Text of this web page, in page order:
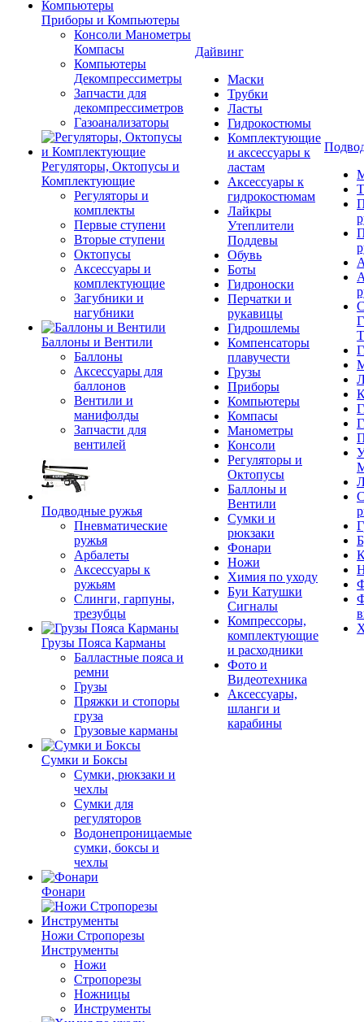
Приборы и Компьютеры
Консоли Манометры
Компасы
Компьютеры
Декомпрессиметры
Запчасти для
декомпрессиметров
Газоанализаторы
Регуляторы, Октопусы и
Комплектующие
Регуляторы и
комплекты
Первые ступени
Вторые ступени
Октопусы
Аксессуары и
комплектующие
Загубники и
нагубники
Баллоны и Вентили
Баллоны
Аксессуары для
баллонов
Вентили и
манифолды
Запчасти для
вентилей
Подводные ружья
Пневматические
ружья
Арбалеты
Аксессуары к
ружьям
Слинги, гарпуны,
трезубцы
Грузы Пояса Карманы
Балластные пояса и
ремни
Грузы
Пряжки и стопоры
груза
Грузовые карманы
Сумки и Боксы
Сумки, рюкзаки и
чехлы
Сумки для
регуляторов
Водонепроницаемые
сумки, боксы и
чехлы
Фонари
Ножи Стропорезы
Инструменты
Ножи
Стропорезы
Ножницы
Инструменты
Дайвинг
Маски
Трубки
Ласты
Гидрокостюмы
Комплектующие
и аксессуары к
ластам
Аксессуары к
гидрокостюмам
Лайкры
Утеплители
Поддевы
Обувь
Боты
Гидроноски
Перчатки и
рукавицы
Гидрошлемы
Компенсаторы
плавучести
Грузы
Приборы
Компьютеры
Компасы
Манометры
Консоли
Регуляторы и
Октопусы
Баллоны и
Вентили
Сумки и
рюкзаки
Фонари
Ножи
Химия по уходу
Буи Катушки
Сигналы
Компрессоры,
комплектующие
и расходники
Фото и
Видеотехника
Аксессуары,
шланги и
карабины